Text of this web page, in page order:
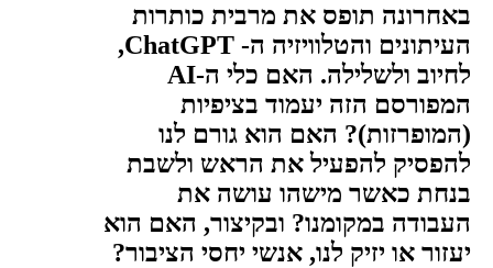
באחרונה תופס את מרבית כותרות
העיתונים והטלוויזיה ה- ChatGPT
,
לחיוב ולשלילה. האם כלי ה-AI
המפורסם הזה יעמוד בציפיות
(המופרזות)? האם הוא גורם לנו
להפסיק להפעיל את הראש ולשבת
בנחת כאשר מישהו עושה את
העבודה במקומנו? ובקיצור, האם הוא
יעזור או יזיק לנו, אנשי יחסי הציבור?